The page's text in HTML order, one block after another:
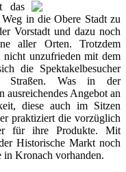
das
in die Obere Stadt zu
Vorstadt und dazu noch
aller Orten. Trotzdem
nicht unzufrieden mit dem
die Spektakelbesucher
Straßen. Was in der
ausreichendes Angebot an
diese auch im Sitzen
praktiziert die vorzüglich
für ihre Produkte. Mit
Historische Markt noch
in Kronach vorhanden.